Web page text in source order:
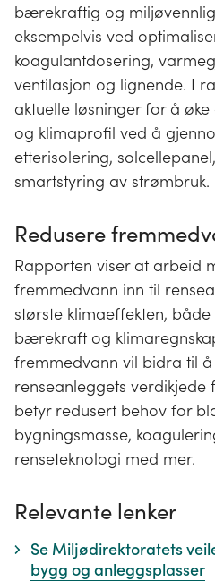
bærekraftig og
eksempelvis ved
koagulantdosering,
ventilasjon og lignende. I
aktuelle løsninger for å
og klimaprofil ved å
etterisolering,
smartstyring av strømbruk.
Redusere
Rapporten viser at arbeid
fremmedvann inn til
største klimaeffekten,
bærekraft og
fremmedvann vil bidra til
renseanleggets verdikjede
betyr redusert behov for
bygningsmasse,
renseteknologi med mer.
Relevante lenker
Se Miljødirektoratets
bygg og anleggsplasser